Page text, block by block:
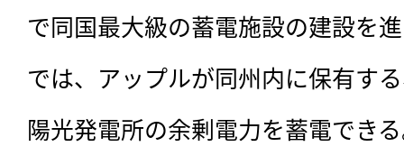
で同国最大級の蓄電施設の建設を
では、アップルが同州内に保有す
陽光発電所の余剰電力を蓄電でき